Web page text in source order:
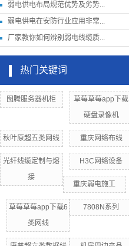
弱电供电布局规范优势及劣势...
弱电供电在安防行业应用非常...
厂家教你如何辨别弱电线缆质...
热门关键词
图腾服务器机柜
草莓草莓app下载
硬盘录像机
秋叶原超五类网线 重庆网络布线
光纤线缆定制与熔
接
H3C网络设备
重庆弱电施工
草莓草莓app下载6
类网线
7808N系列